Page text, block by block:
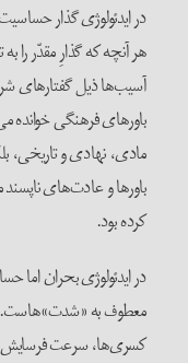
در ایدئولوژی گذار
هر آنچه که گذارِ مقدّر را
آسیب‌ها ذیل گفتارهای
باورهای فرهنگی خوانده
مادی، نهادی و تاریخی،
باورها و عادت‌های
کرده بود.
در ایدئولوژی بحران اما
معطوف به
کسری‌ها، سرعت